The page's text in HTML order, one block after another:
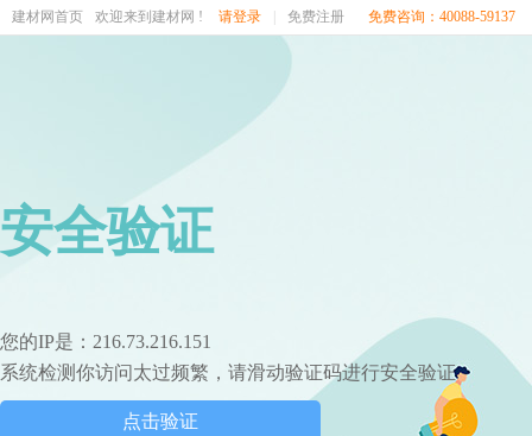
建材网首页 欢迎来到建材网 ! 请登录 免费注册 免费咨询：40088-59137
安全验证
您的IP是：216.73.216.151
系统检测你访问太过频繁，请滑动验证码进行安全验证
点击验证